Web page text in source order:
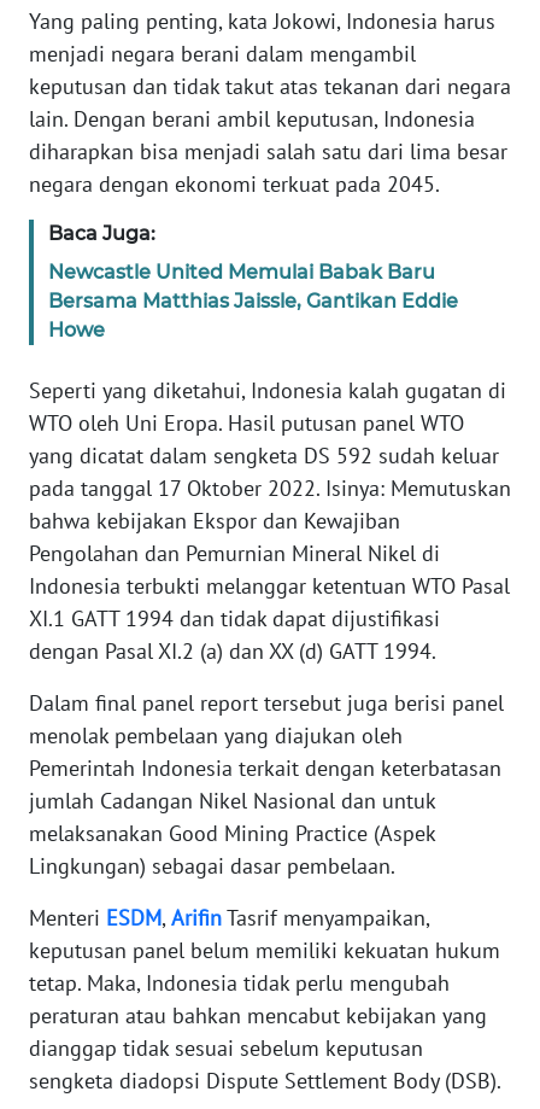
Yang paling penting, kata Jokowi, Indonesia harus
menjadi negara berani dalam mengambil
keputusan dan tidak takut atas tekanan dari negara
lain. Dengan berani ambil keputusan, Indonesia
diharapkan bisa menjadi salah satu dari lima besar
negara dengan ekonomi terkuat pada 2045.
Baca Juga:
Newcastle United Memulai Babak Baru
Bersama Matthias Jaissle, Gantikan Eddie
Howe
Seperti yang diketahui, Indonesia kalah gugatan di
WTO oleh Uni Eropa. Hasil putusan panel WTO
yang dicatat dalam sengketa DS 592 sudah keluar
pada tanggal 17 Oktober 2022. Isinya: Memutuskan
bahwa kebijakan Ekspor dan Kewajiban
Pengolahan dan Pemurnian Mineral Nikel di
Indonesia terbukti melanggar ketentuan WTO Pasal
XI.1 GATT 1994 dan tidak dapat dijustifikasi
dengan Pasal XI.2 (a) dan XX (d) GATT 1994.
Dalam final panel report tersebut juga berisi panel
menolak pembelaan yang diajukan oleh
Pemerintah Indonesia terkait dengan keterbatasan
jumlah Cadangan Nikel Nasional dan untuk
melaksanakan Good Mining Practice (Aspek
Lingkungan) sebagai dasar pembelaan.
Menteri ESDM, ArifinTasrif menyampaikan,
keputusan panel belum memiliki kekuatan hukum
tetap. Maka, Indonesia tidak perlu mengubah
peraturan atau bahkan mencabut kebijakan yang
dianggap tidak sesuai sebelum keputusan
sengketa diadopsi Dispute Settlement Body (DSB).
BANTEN
WN
NTT
WN
WN
PAPUA
PAPUA
BARAT
WN
RIAU
WN
SERAMBI
WN
WN
SULTRA
WN
NTB
WN
SULTENG
WN
SULBAR